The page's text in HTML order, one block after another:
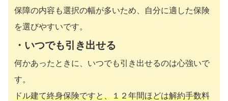
保障の内容も選択の幅が多いため、自分に適した保険
を選びやすいです。
・いつでも引き出せる
何かあったときに、いつでも引き出せるのは心強いで
す。
ドル建て終身保険ですと、１２年間ほどは解約手数料